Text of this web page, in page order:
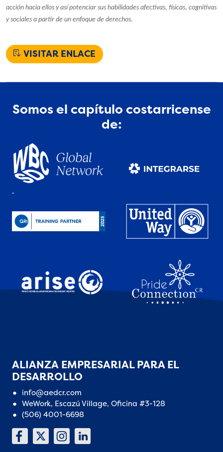
acción hacia ellos y así potenciar sus habilidades afectivas, físicas, cognitivas
y sociales a partir de un enfoque de derechos.
VISITAR ENLACE
Somos el capítulo costarricense
de:
ALIANZA EMPRESARIAL PARA EL
DESARROLLO
info@aedcr.com
WeWork, Escazú Village, Oficina #3-128
(506) 4001-6698